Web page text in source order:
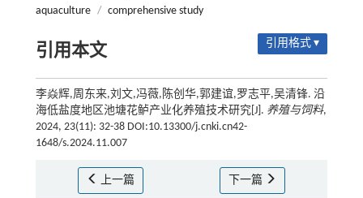
aquaculture / comprehensive study
引用本文 引用格式 ▾
李焱辉,周东来,刘文,冯薇,陈创华,郭建谊,罗志平,吴清锋. 沿
海低盐度地区池塘花鲈产业化养殖技术研究[J]. 养殖与饲料,
2024, 23(11): 32-38 DOI:10.13300/j.cnki.cn42-
1648/s.2024.11.007
上一篇 下一篇